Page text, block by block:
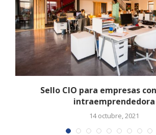
Sello CIO para empresas
intraemprendedora
14 octubre, 2021